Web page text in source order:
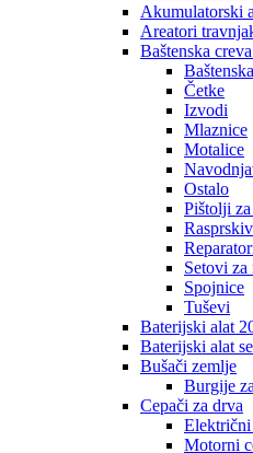
Akumulatorski
Areatori
Baštenska
Četke
Izvodi
Mlaznice
Motalice
Ostalo
Pištolji
Setovi za
Spojnice
Tuševi
Baterijski alat
Baterijski alat
Bušači zemlje
Burgije
Cepači za drva
Električni
Motorni